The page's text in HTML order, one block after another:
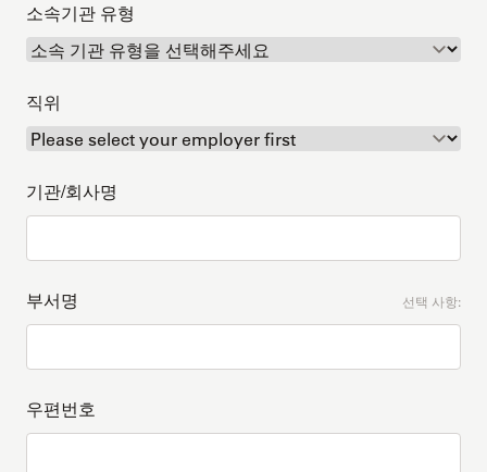
소속기관 유형
직위
기관/회사명
부서명 선택 사항:
우편번호